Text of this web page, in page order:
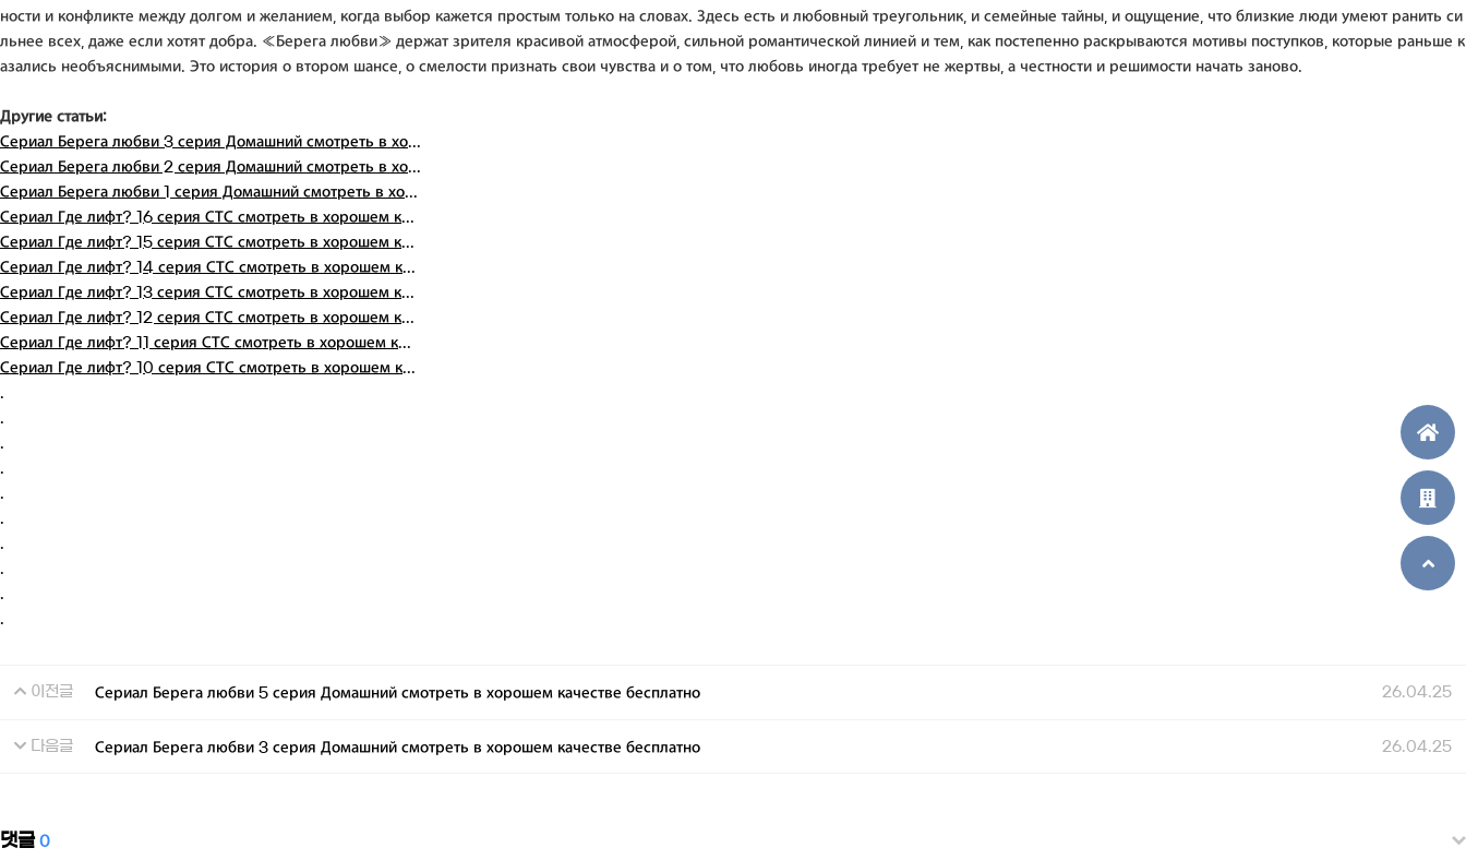
ности и конфликте между долгом и желанием, когда выбор кажется простым только на словах. Здесь есть и любовный треугольник, и семейные тайны, и ощущение, что близкие люди умеют ранить си
льнее всех, даже если хотят добра. «Берега любви» держат зрителя красивой атмосферой, сильной романтической линией и тем, как постепенно раскрываются мотивы поступков, которые раньше к
азались необъяснимыми. Это история о втором шансе, о смелости признать свои чувства и о том, что любовь иногда требует не жертвы, а честности и решимости начать заново.
Другие статьи:
Сериал Берега любви 3 серия Домашний смотреть в хо...
Сериал Берега любви 2 серия Домашний смотреть в хо...
Сериал Берега любви 1 серия Домашний смотреть в хо...
Сериал Где лифт? 16 серия СТС смотреть в хорошем к...
Сериал Где лифт? 15 серия СТС смотреть в хорошем к...
Сериал Где лифт? 14 серия СТС смотреть в хорошем к...
Сериал Где лифт? 13 серия СТС смотреть в хорошем к...
Сериал Где лифт? 12 серия СТС смотреть в хорошем к...
Сериал Где лифт? 11 серия СТС смотреть в хорошем к...
Сериал Где лифт? 10 серия СТС смотреть в хорошем к...
.
.
.
.
.
.
.
.
.
.
이전글 Сериал Берега любви 5 серия Домашний смотреть в хорошем качестве бесплатно 26.04.25
다음글 Сериал Берега любви 3 серия Домашний смотреть в хорошем качестве бесплатно 26.04.25
댓글0